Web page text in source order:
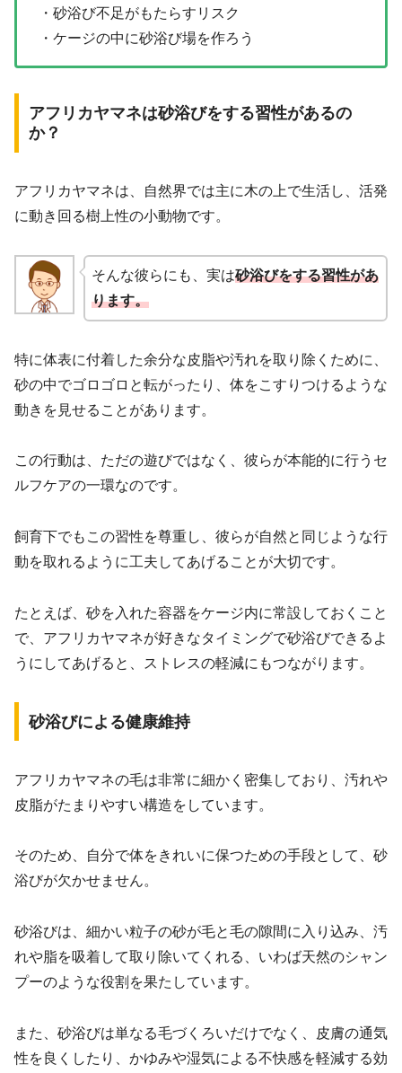
・砂浴び不足がもたらすリスク
・ケージの中に砂浴び場を作ろう
アフリカヤマネは砂浴びをする習性があるの
か？
アフリカヤマネは、自然界では主に木の上で生活し、活発
に動き回る樹上性の小動物です。
そんな彼らにも、実は砂浴びをする習性があ
ります。
特に体表に付着した余分な皮脂や汚れを取り除くために、
砂の中でゴロゴロと転がったり、体をこすりつけるような
動きを見せることがあります。
この行動は、ただの遊びではなく、彼らが本能的に行うセ
ルフケアの一環なのです。
飼育下でもこの習性を尊重し、彼らが自然と同じような行
動を取れるように工夫してあげることが大切です。
たとえば、砂を入れた容器をケージ内に常設しておくこと
で、アフリカヤマネが好きなタイミングで砂浴びできるよ
うにしてあげると、ストレスの軽減にもつながります。
砂浴びによる健康維持
アフリカヤマネの毛は非常に細かく密集しており、汚れや
皮脂がたまりやすい構造をしています。
そのため、自分で体をきれいに保つための手段として、砂
浴びが欠かせません。
砂浴びは、細かい粒子の砂が毛と毛の隙間に入り込み、汚
れや脂を吸着して取り除いてくれる、いわば天然のシャン
プーのような役割を果たしています。
また、砂浴びは単なる毛づくろいだけでなく、皮膚の通気
性を良くしたり、かゆみや湿気による不快感を軽減する効